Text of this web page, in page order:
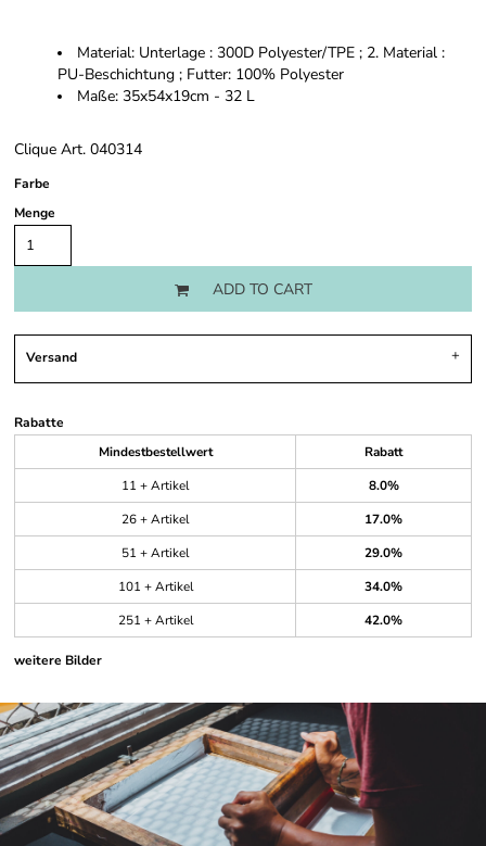
Material: Unterlage : 300D Polyester/TPE ; 2. Material :
PU-Beschichtung ; Futter: 100% Polyester
Maße: 35x54x19cm - 32 L
Clique Art. 040314
Farbe
Menge
ADD TO CART
Versand
Rabatte
Mindestbestellwert
Rabatt
11 + Artikel
8.0%
26 + Artikel
17.0%
51 + Artikel
29.0%
101 + Artikel
34.0%
251 + Artikel
42.0%
weitere Bilder